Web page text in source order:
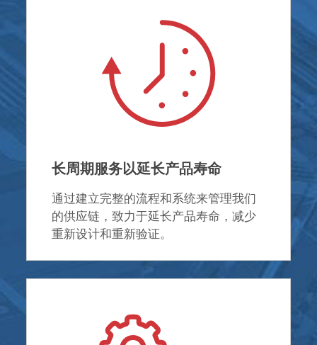
长周期服务以延长产品寿命
通过建立完整的流程和系统来管理我们
的供应链，致力于延长产品寿命，减少
重新设计和重新验证。